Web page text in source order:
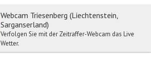
Webcam Triesenberg (Liechtenstein,
Sarganserland)
Verfolgen Sie mit der Zeitraffer-Webcam das Live
Wetter.